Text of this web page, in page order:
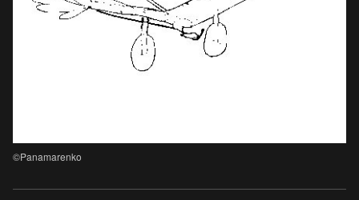
©Panamarenko